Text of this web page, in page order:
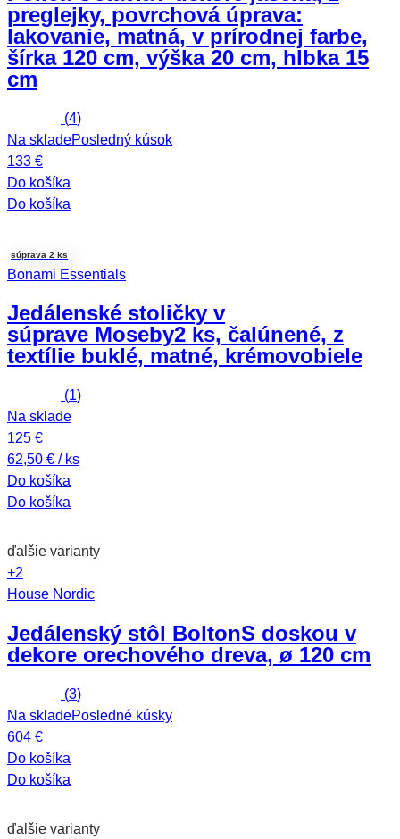
preglejky, povrchová úprava:
lakovanie, matná, v prírodnej farbe,
šírka 120 cm, výška 20 cm, hĺbka 15
cm
(4)
Na skladePosledný kúsok
133 €
Do košíka
Do košíka
súprava 2 ks
Bonami Essentials
Jedálenské stoličky v
súprave Moseby2 ks, čalúnené, z
textílie buklé, matné, krémovobiele
(1)
Na sklade
125 €
62,50 € / ks
Do košíka
Do košíka
ďalšie varianty
+2
House Nordic
Jedálenský stôl BoltonS doskou v
dekore orechového dreva, ø 120 cm
(3)
Na skladePosledné kúsky
604 €
Do košíka
Do košíka
ďalšie varianty